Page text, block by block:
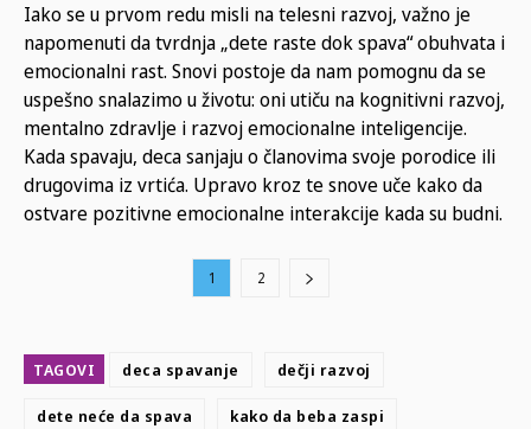
Iako se u prvom redu misli na telesni razvoj, važno je
napomenuti da tvrdnja „dete raste dok spava“ obuhvata i
emocionalni rast. Snovi postoje da nam pomognu da se
uspešno snalazimo u životu: oni utiču na kognitivni razvoj,
mentalno zdravlje i razvoj emocionalne inteligencije.
Kada spavaju, deca sanjaju o članovima svoje porodice ili
drugovima iz vrtića. Upravo kroz te snove uče kako da
ostvare pozitivne emocionalne interakcije kada su budni.
1 2
TAGOVI deca spavanje dečji razvoj
dete neće da spava kako da beba zaspi